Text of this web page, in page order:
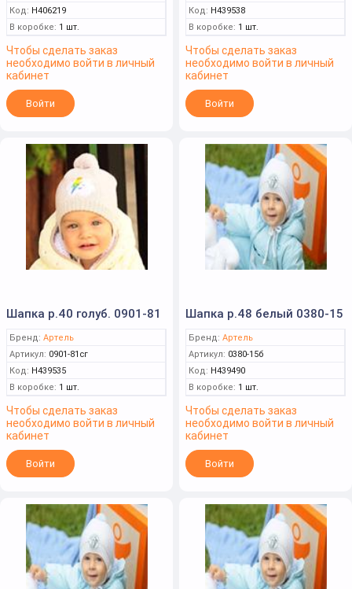
Код: Н406219
В коробке: 1 шт.
Чтобы сделать заказ
необходимо войти в личный
кабинет
Войти
Код: Н439538
В коробке: 1 шт.
Чтобы сделать заказ
необходимо войти в личный
кабинет
Войти
Шапка р.40 голуб. 0901-81
Бренд: Артель
Артикул: 0901-81сг
Код: Н439535
В коробке: 1 шт.
Чтобы сделать заказ
необходимо войти в личный
кабинет
Войти
Шапка р.48 белый 0380-15
Бренд: Артель
Артикул: 0380-15б
Код: Н439490
В коробке: 1 шт.
Чтобы сделать заказ
необходимо войти в личный
кабинет
Войти